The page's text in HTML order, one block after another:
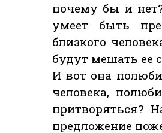
почему бы и
умеет быть
близкого
будут мешать ее
И вот она
человека,
притворяться?
предложение